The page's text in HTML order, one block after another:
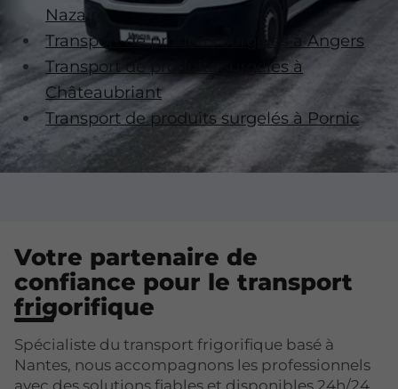
Nazaire
Transport de produits surgelés à Angers
Transport de produits surgelés à
Châteaubriant
Transport de produits surgelés à Pornic
Votre partenaire de
confiance pour le transport
frigorifique
Spécialiste du transport frigorifique basé à
Nantes, nous accompagnons les professionnels